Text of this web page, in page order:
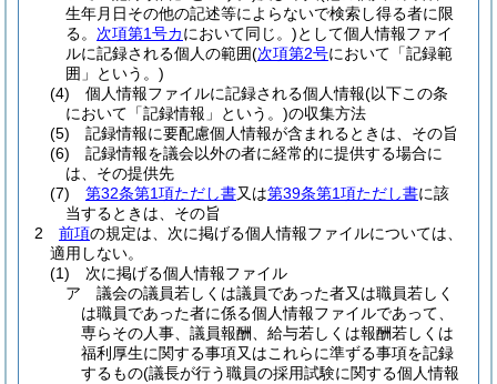
生年月日その他の記述等によらないで検索し得る者に限
る。 次項第1号カにおいて同じ。)として個人情報ファイ
ルに記録される個人の範囲(次項第2号において「記録範
囲」という。)
(4)
個人情報ファイルに記録される個人情報(以下この条
において「記録情報」という。)の収集方法
(5)
記録情報に要配慮個人情報が含まれるときは、その旨
(6)
記録情報を議会以外の者に経常的に提供する場合に
は、その提供先
(7)
第32条第1項ただし書又は第39条第1項ただし書に該
当するときは、その旨
2
前項の規定は、次に掲げる個人情報ファイルについては、
適用しない。
(1)
次に掲げる個人情報ファイル
ア
議会の議員若しくは議員であった者又は職員若しく
は職員であった者に係る個人情報ファイルであって、
専らその人事、議員報酬、給与若しくは報酬若しくは
福利厚生に関する事項又はこれらに準ずる事項を記録
するもの(議長が行う職員の採用試験に関する個人情報